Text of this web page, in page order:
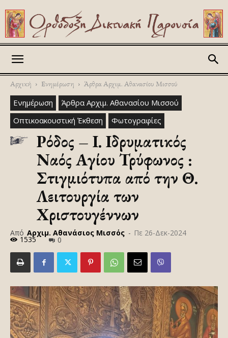
Αρχική Ενημέρωση Άρθρα Αρχιμ. Αθανασίου Μισσού
Ενημέρωση
Άρθρα Αρχιμ. Αθανασίου Μισσού
Οπτικοακουστική Έκθεση
Φωτογραφίες
Ρόδος – Ι. Ιδρυματικός
Ναός Αγίου Τρύφωνος :
Στιγμιότυπα από την Θ.
Λειτουργία των
Χριστουγέννων
Από Αρχιμ. Αθανάσιος Μισσός - Πε 26-Δεκ-2024
1535 0